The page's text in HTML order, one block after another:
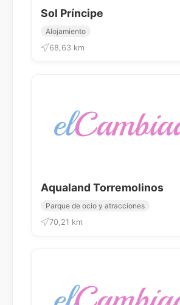
Sol Príncipe
Alojamiento
68,63 km
Aqualand Torremolinos
Parque de ocio y atracciones
70,21 km